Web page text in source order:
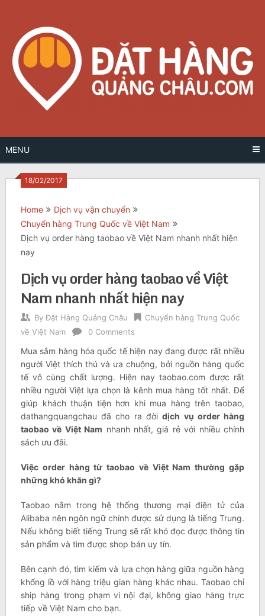
content
MENU
18/02/2017
Home
Dịch vụ vận chuyển
Chuyển hàng Trung Quốc về Việt Nam
Dịch vụ order hàng taobao về Việt Nam nhanh nhất hiện
nay
Dịch vụ order hàng taobao về Việt
Nam nhanh nhất hiện nay
By Đặt Hàng Quảng Châu
Chuyển hàng Trung Quốc
về Việt Nam
0 Comments
Mua sắm hàng hóa quốc tế hiện nay đang được rất nhiều
người Việt thích thú và ưa chuộng, bởi nguồn hàng quốc
tế vô cùng chất lượng. Hiện nay taobao.com được rất
nhiều người Việt lựa chọn là kênh mua hàng tốt nhất. Để
giúp khách thuận tiện hơn khi mua hàng trên taobao,
dathangquangchau đã cho ra đờidịch vụ order hàng
taobao về Việt Nam nhanh nhất, giá rẻ với nhiều chính
sách ưu đãi.
Việc order hàng từ taobao về Việt Nam thường gặp
những khó khăn gì?
Taobao nằm trong hệ thống thương mại điện tử của
Alibaba nên ngôn ngữ chính được sử dụng là tiếng Trung.
Nếu không biết tiếng Trung sẽ rất khó đọc được thông tin
sản phẩm và tìm được shop bán uy tín.
Bên cạnh đó, tìm kiếm và lựa chọn hàng giữa nguồn hàng
khổng lồ với hàng triệu gian hàng khác nhau. Taobao chỉ
ship hàng trong phạm vi nội đại, không giao hàng trực
tiếp về Việt Nam cho bạn.